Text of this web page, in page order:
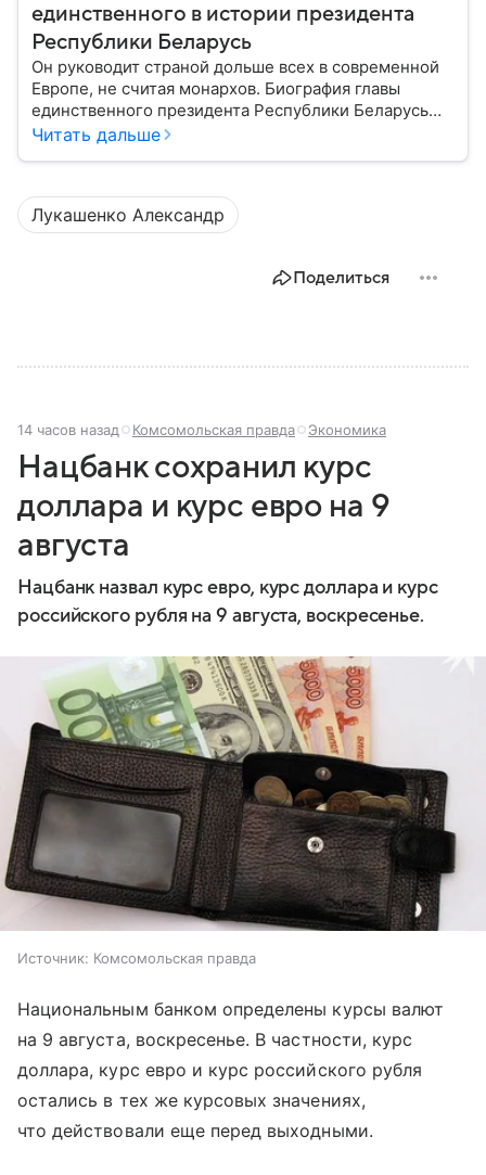
единственного в истории президента
Республики Беларусь
Он руководит страной дольше всех в современной
Европе, не считая монархов. Биография главы
единственного президента Республики Беларусь
Александра Лукашенко — в материале.
Читать дальше
Лукашенко Александр
Поделиться
14 часов назад Комсомольская правда Экономика
Нацбанк сохранил курс
доллара и курс евро на 9
августа
Нацбанк назвал курс евро, курс доллара и курс
российского рубля на 9 августа, воскресенье.
Источник: Комсомольская правда
Национальным банком определены курсы валют
на 9 августа, воскресенье. В частности, курс
доллара, курс евро и курс российского рубля
остались в тех же курсовых значениях,
что действовали еще перед выходными.